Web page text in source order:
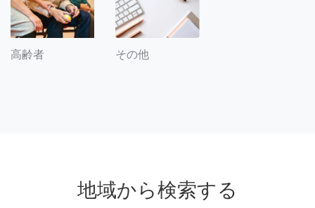
高齢者 その他
地域から検索する